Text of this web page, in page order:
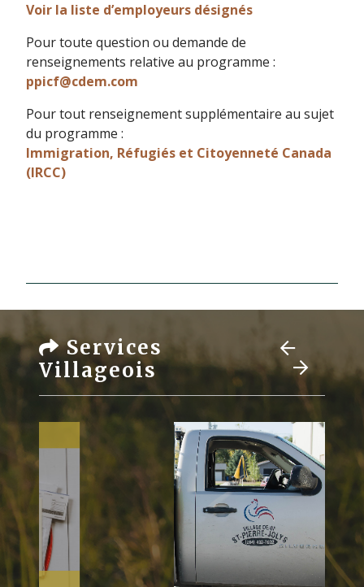
Voir la liste d’employeurs désignés
Pour toute question ou demande de
renseignements relative au programme :
ppicf@cdem.com
Pour tout renseignement supplémentaire au sujet
du programme :
Immigration, Réfugiés et Citoyenneté Canada
(IRCC)
Services
Villageois